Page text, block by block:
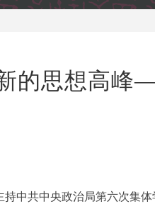
的思想高峰
共中央政治局第六次集体